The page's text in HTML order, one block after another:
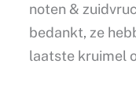
noten &
bedankt, ze
laatste kruimel